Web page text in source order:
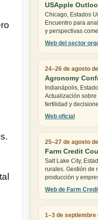
USApple
Chicago, Estados
Encuentro para
y perspectivas
Web del sector
24–26 de agosto
Agronomy
Indianápolis,
Actualización
fertilidad y
Web oficial
25–27 de agosto
Farm Credit
Salt Lake City,
rurales. Gestión de
producción y
Web de Farm
1–3 de septiembre